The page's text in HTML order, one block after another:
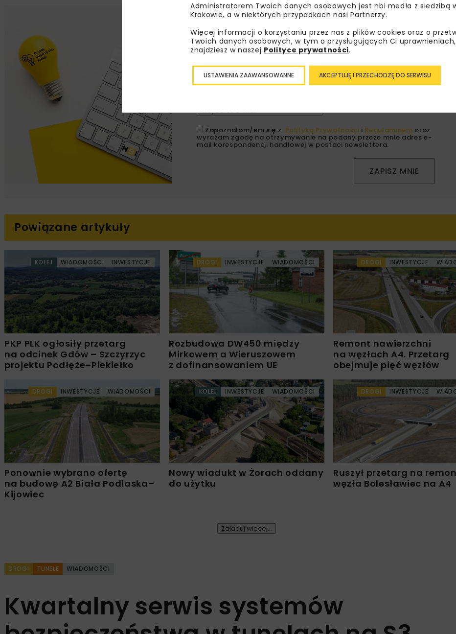
Lubisz wiedzieć więcej?
Zapisz się do newslettera aby otrzymywać od nas
wydarzenia, atrakcyjne oferty i dedykowane akcje
specjalne.
Zapoznałam/em się z Polityką Prywatności i Regulaminem oraz
wyrażam zgodę na otrzymywanie na podany przeze mnie adres e-
mail korespondencji handlowej w postaci newslettera.
ZAPISZ MNIE
Powiązane artykuły
KOLEJ WIADOMOŚCI INWESTYCJE
PKP PLK ogłosiły przetarg
na odcinek Gdów – Szczyrzyc
projektu Podłęże–Piekiełko
DROGI INWESTYCJE WIADOMOŚCI
Rozbudowa DW450 między
Mirkowem a Wieruszowem
z dofinansowaniem UE
DROGI INWESTYCJE
Remont nawierzchni
na węzłach A4. Przetarg
obejmuje pięć węzłów
DROGI INWESTYCJE WIADOMOŚCI
Ponownie wybrano ofertę
na budowę A2 Biała Podlaska–
Kijowiec
KOLEJ INWESTYCJE WIADOMOŚCI
Nowy wiadukt w Żorach oddany
do użytku
DROGI INWESTYCJE
Ruszył przetarg na
węzła Bolesławiec na A4
Załaduj więcej...
DROGI TUNELE WIADOMOŚCI
Kwartalny serwis systemów
Administratorem Twoich danych osobowych jest nbi med!a z siedzibą
Krakowie, a w niektórych przypadkach nasi Partnerzy.
Więcej informacji o korzystaniu przez nas z plików cookies oraz o
Twoich danych osobowych, w tym o przysługujących Ci uprawnieniach,
znajdziesz w naszej Polityce prywatności.
AKCEPTUJĘ I PRZECHODZĘ DO SERWISU
USTAWIENIA ZAAWANSOWANNE